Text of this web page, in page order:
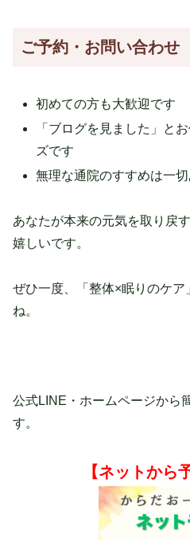
ご予約・お問い合わせ
初めての方も大歓迎です
「ブログを見ました」と
ズです
無理な通院のすすめは一
あなたが本来の元気を取り戻
嬉しいです。
ぜひ一度、「整体×眠りのケ
ね。
公式LINE・ホームページから
す。
【ネットから